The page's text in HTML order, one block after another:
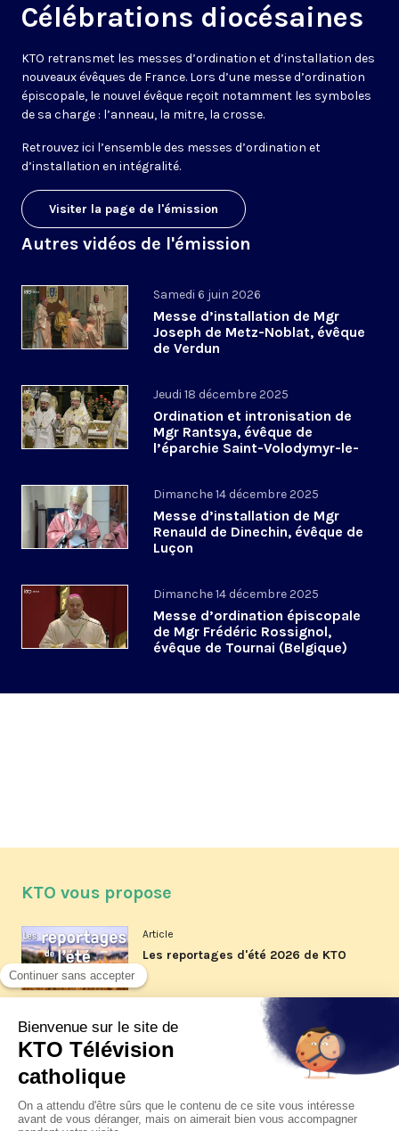
Célébrations diocésaines
KTO retransmet les messes d’ordination et d’installation des
nouveaux évêques de France. Lors d’une messe d’ordination
épiscopale, le nouvel évêque reçoit notamment les symboles
de sa charge : l’anneau, la mitre, la crosse.
Retrouvez ici l’ensemble des messes d’ordination et
d’installation en intégralité.
Visiter la page de l'émission
Autres vidéos de l'émission
Samedi 6 juin 2026
Messe d’installation de Mgr
Joseph de Metz-Noblat, évêque
de Verdun
Jeudi 18 décembre 2025
Ordination et intronisation de
Mgr Rantsya, évêque de
l’éparchie Saint-Volodymyr-le-
Dimanche 14 décembre 2025
Messe d’installation de Mgr
Renauld de Dinechin, évêque de
Luçon
Dimanche 14 décembre 2025
Messe d’ordination épiscopale
de Mgr Frédéric Rossignol,
évêque de Tournai (Belgique)
KTO vous propose
Article
Les reportages d'été 2026 de KTO
La visite pastorale du pape Léon
XIV à Assise à suivre sur KTO le
jeudi 6 août
Article
Le pape en Uruguay, Argentine et